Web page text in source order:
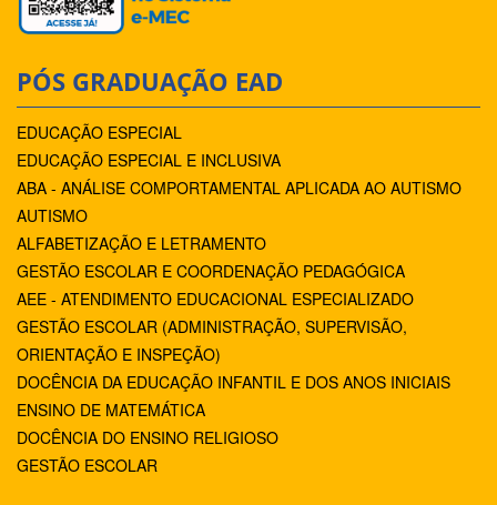
PÓS GRADUAÇÃO EAD
EDUCAÇÃO ESPECIAL
EDUCAÇÃO ESPECIAL E INCLUSIVA
ABA - ANÁLISE COMPORTAMENTAL APLICADA AO AUTISMO
AUTISMO
ALFABETIZAÇÃO E LETRAMENTO
GESTÃO ESCOLAR E COORDENAÇÃO PEDAGÓGICA
AEE - ATENDIMENTO EDUCACIONAL ESPECIALIZADO
GESTÃO ESCOLAR (ADMINISTRAÇÃO, SUPERVISÃO,
ORIENTAÇÃO E INSPEÇÃO)
DOCÊNCIA DA EDUCAÇÃO INFANTIL E DOS ANOS INICIAIS
ENSINO DE MATEMÁTICA
DOCÊNCIA DO ENSINO RELIGIOSO
GESTÃO ESCOLAR